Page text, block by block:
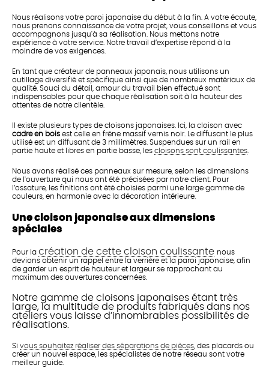
Nous réalisons votre paroi japonaise du début à la fin. A votre écoute,
nous prenons connaissance de votre projet, vous conseillons et vous
accompagnons jusqu'à sa réalisation. Nous mettons notre
expérience à votre service. Notre travail d’expertise répond à la
moindre de vos exigences.
En tant que créateur de panneaux japonais, nous utilisons un
outillage diversifié et spécifique ainsi que de nombreux matériaux de
qualité. Souci du détail, amour du travail bien effectué sont
indispensables pour que chaque réalisation soit à la hauteur des
attentes de notre clientèle.
Il existe plusieurs types de cloisons japonaises. Ici, la cloison avec
cadre en bois est celle en frêne massif vernis noir. Le diffusant le plus
utilisé est un diffusant de 3 millimètres. Suspendues sur un rail en
partie haute et libres en partie basse, les cloisons sont coulissantes
Nous avons réalisé ces panneaux sur mesure, selon les dimensions
de l'ouverture qui nous ont été précisées par notre client. Pour
l’ossature, les finitions ont été choisies parmi une large gamme de
couleurs, en harmonie avec la décoration intérieure.
Une cloison japonaise aux dimensions
spéciales
Pour la création de cette cloison coulissante nous
devions obtenir un rappel entre la verrière et la paroi japonaise, afin
de garder un esprit de hauteur et largeur se rapprochant au
maximum des ouvertures concernées.
Notre gamme de cloisons japonaises étant très
large, la multitude de produits fabriqués dans nos
ateliers vous laisse d’innombrables possibilités de
réalisations.
Si vous souhaitez réaliser des séparations de pièces , des placards ou
créer un nouvel espace, les spécialistes de notre réseau sont votre
meilleur guide.